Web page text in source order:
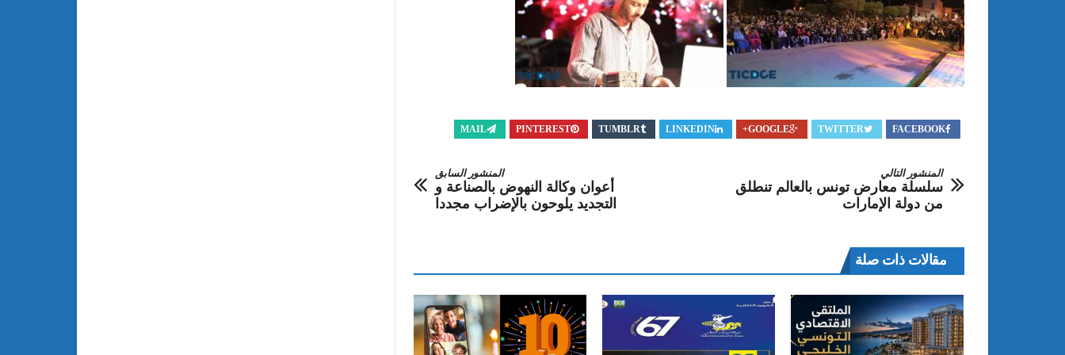
FACEBOOK
TWITTER
GOOGLE+
LINKEDIN
TUMBLR
PINTEREST
MAIL
المنشور السابق
أعوان وكالة النهوض بالصناعة و
التجديد يلوحون بالإضراب مجددا
المنشور التالي
سلسلة معارض تونس بالعالم تنطلق
من دولة الإمارات
مقالات ذات صلة